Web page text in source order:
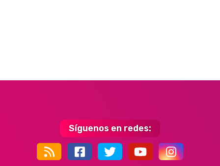
Síguenos en redes: